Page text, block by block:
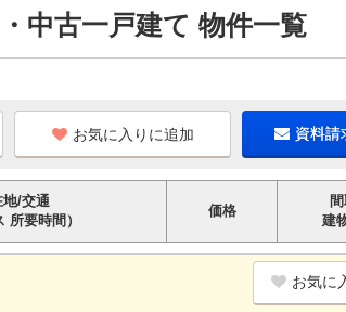
中古一戸建て 物件一覧
お気に入りに追加 資料請
地/交通
所要時間）
価格
建
お気に